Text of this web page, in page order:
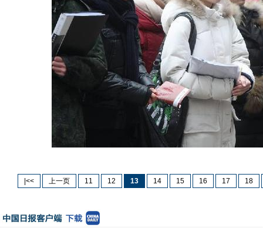
|<< 上一页 11 12 13 14 15 16 17 18